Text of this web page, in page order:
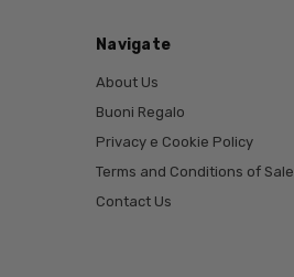
Navigate
About Us
Buoni Regalo
Privacy e Cookie Policy
Terms and Conditions of Sale
Contact Us